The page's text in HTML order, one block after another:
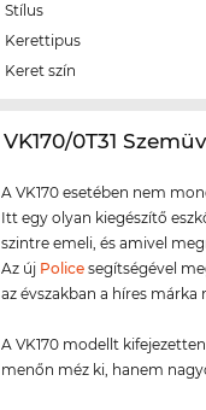
Stílus
Kerettipus
Keret szín
‌VK170/0T31
A VK170 esetében nem
Itt egy olyan kiegészítő
szintre emeli, és amivel
Az új Police segítségével
az évszakban a híres márka
A VK170 modellt
menőn méz ki, hanem